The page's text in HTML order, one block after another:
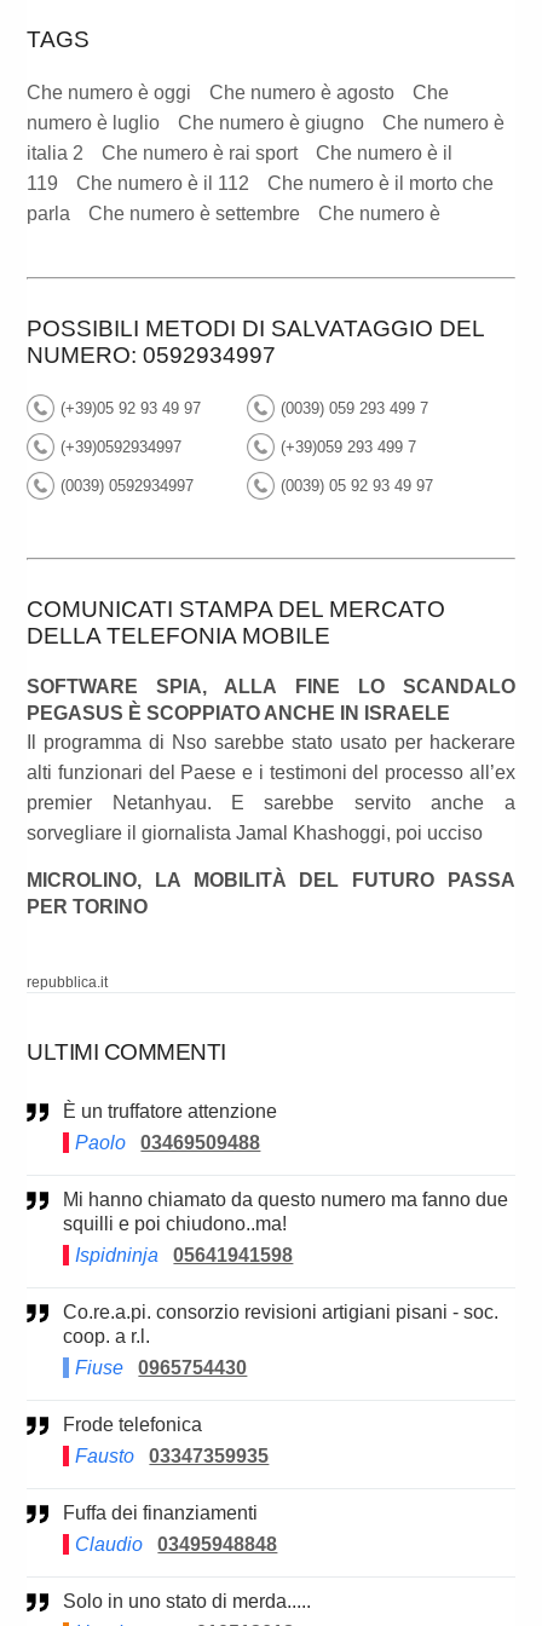
TAGS
Che numero è oggi Che numero è agosto
Che
numero è luglio
Che numero è giugno
Che numero è
italia 2
Che numero è rai sport
Che numero è il
119
Che numero è il 112
Che numero è il morto che
parla
Che numero è settembre Che numero è
POSSIBILI METODI DI SALVATAGGIO DEL
NUMERO: 0592934997
(+39)05 92 93 49 97 (0039) 059 293 499 7
(+39)0592934997 (+39)059 293 499 7
(0039) 0592934997 (0039) 05 92 93 49 97
COMUNICATI STAMPA DEL MERCATO
DELLA TELEFONIA MOBILE
SOFTWARE SPIA, ALLA FINE LO SCANDALO
PEGASUS È SCOPPIATO ANCHE IN ISRAELE
Il programma di Nso sarebbe stato usato per hackerare
alti funzionari del Paese e i testimoni del processo all’ex
premier Netanhyau. E sarebbe servito anche a
sorvegliare il giornalista Jamal Khashoggi, poi ucciso
MICROLINO, LA MOBILITÀ DEL FUTURO PASSA
PER TORINO
repubblica.it
ULTIMI COMMENTI
è un truffatore attenzione
Paolo
03469509488
Mi hanno chiamato da questo numero ma fanno due
squilli e poi chiudono..ma!
Ispidninja
05641941598
Co.re.a.pi. consorzio revisioni artigiani pisani - soc.
coop. a r.l.
Fiuse
0965754430
Frode telefonica
Fausto
03347359935
Fuffa dei finanziamenti
Claudio
03495948848
Solo in uno stato di merda.....